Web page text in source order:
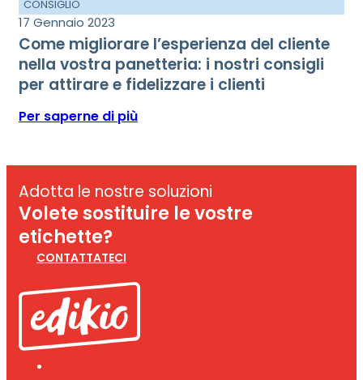
CONSIGLIO
17 Gennaio 2023
Come migliorare l’esperienza del cliente
nella vostra panetteria: i nostri consigli
per attirare e fidelizzare i clienti
Per saperne di più
Adotta le nostre soluzioni
Volete sostituire le vostre
etichette?
CONTATTATECI